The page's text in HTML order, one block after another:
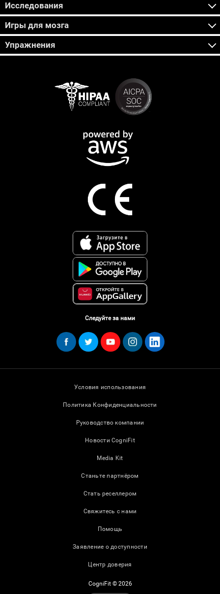
Исследования
Игры для мозга
Упражнения
Следуйте за нами
Условия использования
Политика Конфиденциальности
Руководство компании
Новости CogniFit
Media Kit
Станьте партнёром
Стать реселлером
Свяжитесь с нами
Помощь
Заявление о доступности
Центр доверия
CogniFit © 2026